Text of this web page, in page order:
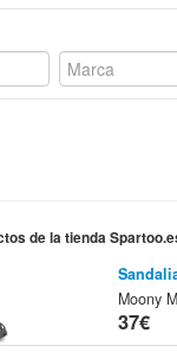
de la tienda
Moony
37€